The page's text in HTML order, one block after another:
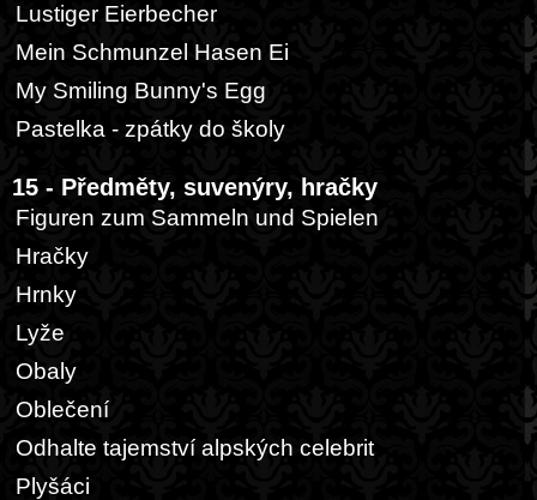
Lustiger Eierbecher
Mein Schmunzel Hasen Ei
My Smiling Bunny's Egg
Pastelka - zpátky do školy
15 - Předměty, suvenýry, hračky
Figuren zum Sammeln und Spielen
Hračky
Hrnky
Lyže
Obaly
Oblečení
Odhalte tajemství alpských celebrit
Plyšáci